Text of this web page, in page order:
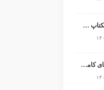
راه‌اندازی VDI (دسکتاپ مجازی)
VDI چیست؟ راهنمای کامل زیرساخت دسکتاپ مجازی